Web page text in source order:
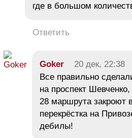
где в большом
Ответить
Goker 20 дек, 22:38
Все правильно
на проспект
28 маршрута закроют
перекрёстка на
дебилы!